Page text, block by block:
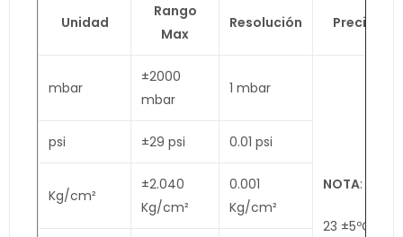
Unidad
Rango
Max
Resolución Precisión
mbar
±2000
mbar
1 mbar
NOTA:
23 ±5ºC
psi ±29 psi 0.01 psi
Kg/cm²
±2.040
Kg/cm²
0.001
Kg/cm²